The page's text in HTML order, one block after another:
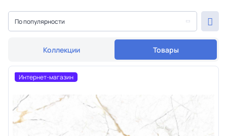
Коллекции Товары
По популярности
Интернет-магазин